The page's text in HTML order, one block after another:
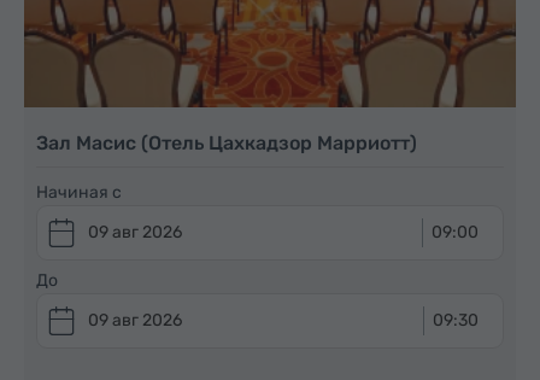
Зал Масис (Отель Цахкадзор Марриотт)
Начиная с
09 авг 2026
09:00
До
09 авг 2026
09:30